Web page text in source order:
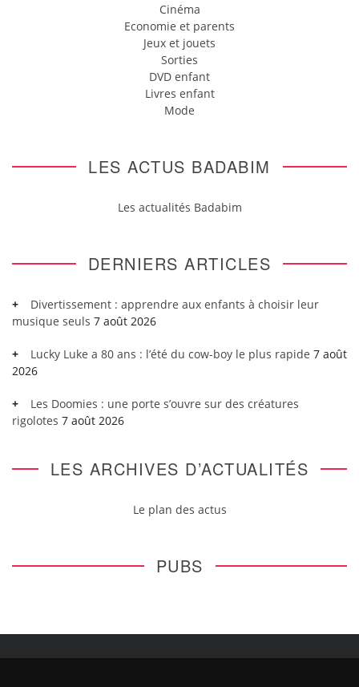
Cinéma
Economie et parents
Jeux et jouets
Sorties
DVD enfant
Livres enfant
Mode
LES ACTUS BADABIM
Les actualités Badabim
DERNIERS ARTICLES
Divertissement : apprendre aux enfants à choisir leur
musique seuls 7 août 2026
Lucky Luke a 80 ans : l’été du cow-boy le plus rapide 7 août
2026
Les Doomies : une porte s’ouvre sur des créatures
rigolotes 7 août 2026
LES ARCHIVES D’ACTUALITÉS
Le plan des actus
PUBS